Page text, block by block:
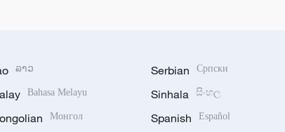
ລາວ
Bahasa Melayu
Монгол
Serbian Српски
Sinhala සිංහල
Spanish Español